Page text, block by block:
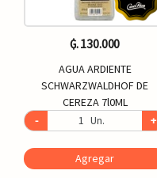
₲. 130.000
AGUA ARDIENTE
SCHWARZWALDHOF DE
CEREZA 7l0ML
-
Un. +
Agregar